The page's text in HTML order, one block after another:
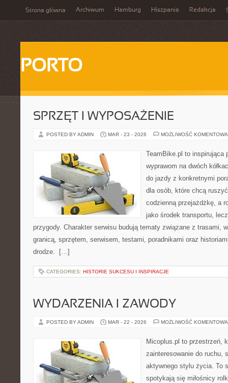
Strona główna Archiwum Hamburg Hiszpania Redakcja
PORTO
SPRZĘT I WYPOSAŻENIE
POSTED BY ADMIN MAR - 23 - 2026 MOŻLIWOŚĆ
TeamBike.pl to inspirująca
wyprawom na dwóch
do jazdy z konkretnymi
dla osób, które chcą
codzienną przejażdżkę, a
jako środek transportu,
przygody. Charakter serwisu budują tematy związane z trasami,
granicą, sprzętem, serwisem, testami, poradnikami oraz
drodze. […]
CATEGORIES: HISTORIE SUKCESU I INSPIRACJE
WYDARZENIA I ZAWODY
POSTED BY ADMIN MAR - 22 - 2026 MOŻLIWOŚĆ
Micoplus.pl to przestrzeń,
zainteresowanie do ruchu,
aktywnego stylu życia. To
spotykają się miłośnicy